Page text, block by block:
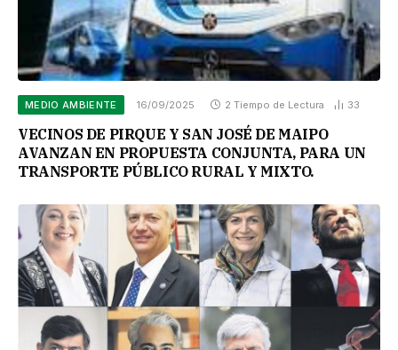
MEDIO AMBIENTE 16/09/2025 2 Tiempo de Lectura 33
VECINOS DE PIRQUE Y SAN JOSÉ DE MAIPO
AVANZAN EN PROPUESTA CONJUNTA, PARA UN
TRANSPORTE PÚBLICO RURAL Y MIXTO.